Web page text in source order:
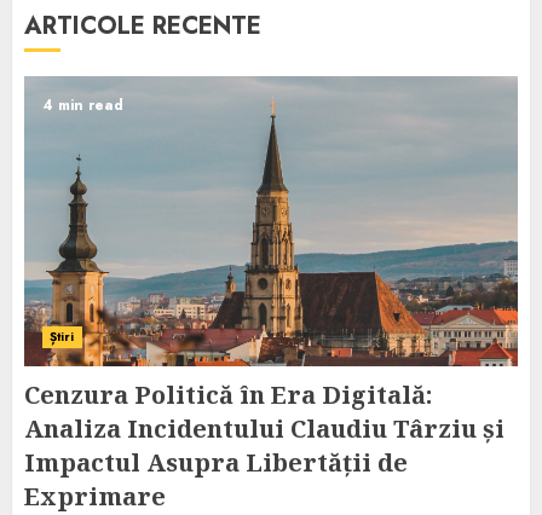
ARTICOLE RECENTE
4 min read
Știri
Cenzura Politică în Era Digitală:
Analiza Incidentului Claudiu Târziu și
Impactul Asupra Libertății de
Exprimare